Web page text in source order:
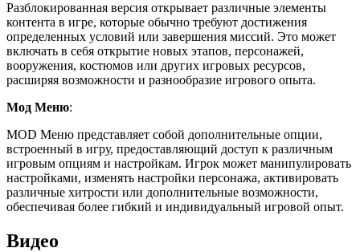
Разблокированная версия открывает различные элементы
контента в игре, которые обычно требуют достижения
определенных условий или завершения миссий. Это может
включать в себя открытие новых этапов, персонажей,
вооружения, костюмов или других игровых ресурсов,
расширяя возможности и разнообразие игрового опыта.
Мод Меню:
MOD Меню представляет собой дополнительные опции,
встроенный в игру, предоставляющий доступ к различным
игровым опциям и настройкам. Игрок может манипулировать
настройками, изменять настройки персонажа, активировать
различные хитрости или дополнительные возможности,
обеспечивая более гибкий и индивидуальный игровой опыт.
Видео